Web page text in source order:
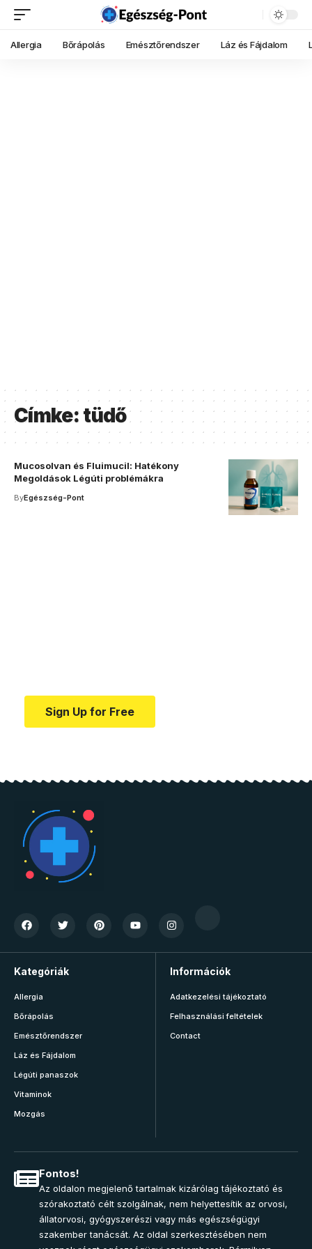
Allergia Bőrápolás Emésztőrendszer Láz és Fájdalom
Címke: tüdő
Mucosolvan és Fluimucil: Hatékony
Megoldások Légúti problémákra
ByEgészség-Pont
Sign Up for Free
Kategóriák
Allergia
Bőrápolás
Emésztőrendszer
Láz és Fájdalom
Légúti panaszok
Vitaminok
Mozgás
Információk
Adatkezelési tájékoztató
Felhasználási feltételek
Contact
Fontos!
Az oldalon megjelenő tartalmak kizárólag tájékoztató és
szórakoztató célt szolgálnak, nem helyettesítik az orvosi,
állatorvosi, gyógyszerészi vagy más egészségügyi
szakember tanácsát. Az oldal szerkesztésében nem